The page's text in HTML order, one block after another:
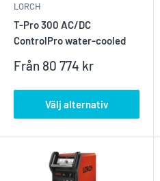
LORCH
T-Pro 300 AC/DC
ControlPro water-cooled
Reapris
Från 80 774 kr
Välj alternativ